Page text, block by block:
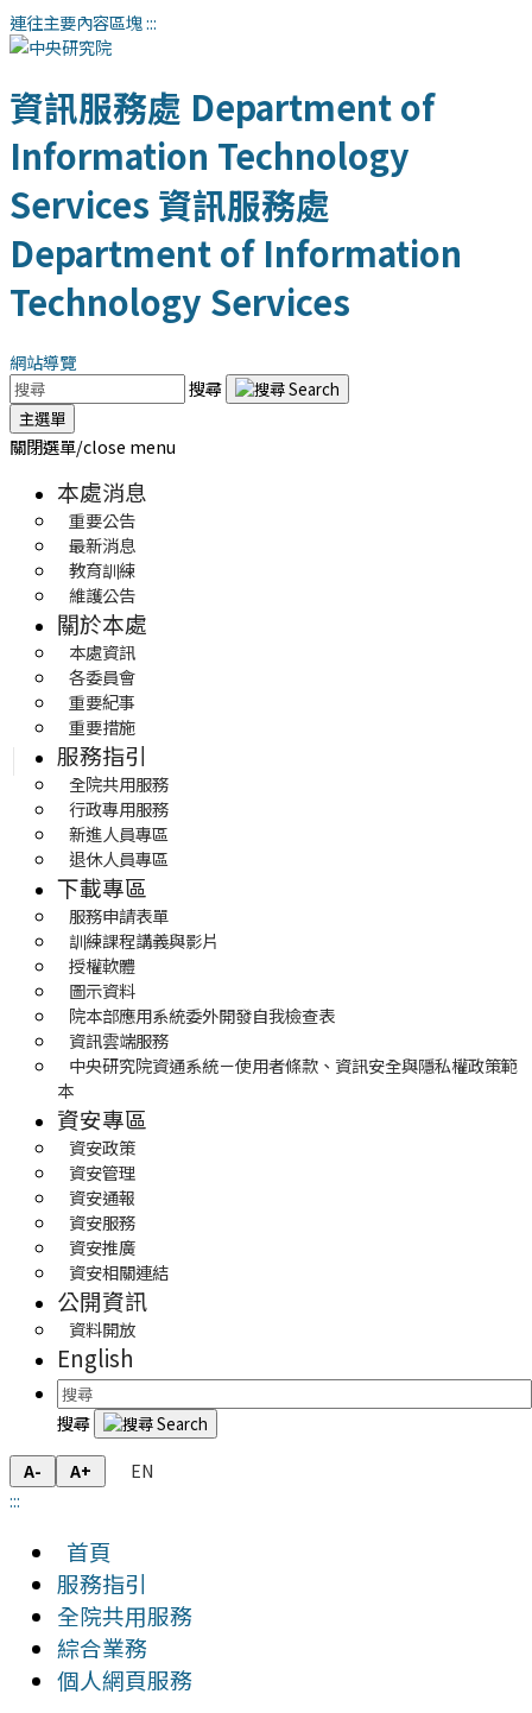
連往主要內容區塊:::
資訊服務處 Department of
Information Technology
Services 資訊服務處
Department of Information
Technology Services
網站導覽
搜尋
主選單
關閉選單/close menu
本處消息
重要公告
最新消息
教育訓練
維護公告
關於本處
本處資訊
各委員會
重要紀事
重要措施
服務指引
全院共用服務
行政專用服務
新進人員專區
退休人員專區
下載專區
服務申請表單
訓練課程講義與影片
授權軟體
圖示資料
院本部應用系統委外開發自我檢查表
資訊雲端服務
中央研究院資通系統－使用者條款、資訊安全與隱私權政策範
本
資安專區
資安政策
資安管理
資安通報
資安服務
資安推廣
資安相關連結
公開資訊
資料開放
English
搜尋
A- A+
EN
:::
首頁
服務指引
全院共用服務
綜合業務
個人網頁服務